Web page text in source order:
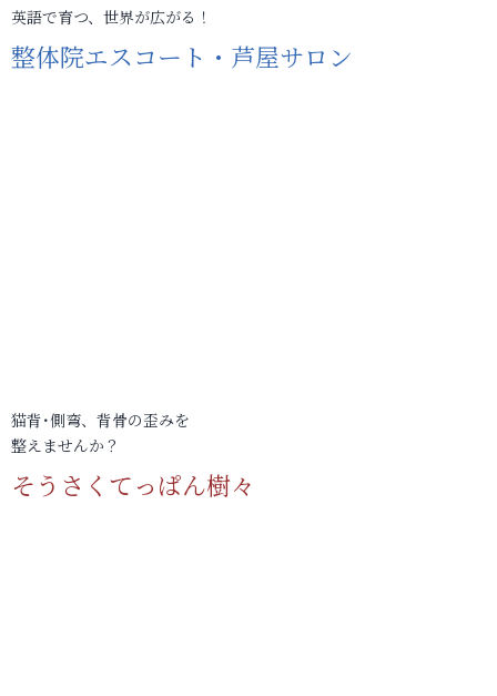
英語で育つ、世界が広がる！
整体院エスコート・芦屋サロン
猫背･側弯、背骨の歪みを
整えませんか？
そうさくてっぱん樹々